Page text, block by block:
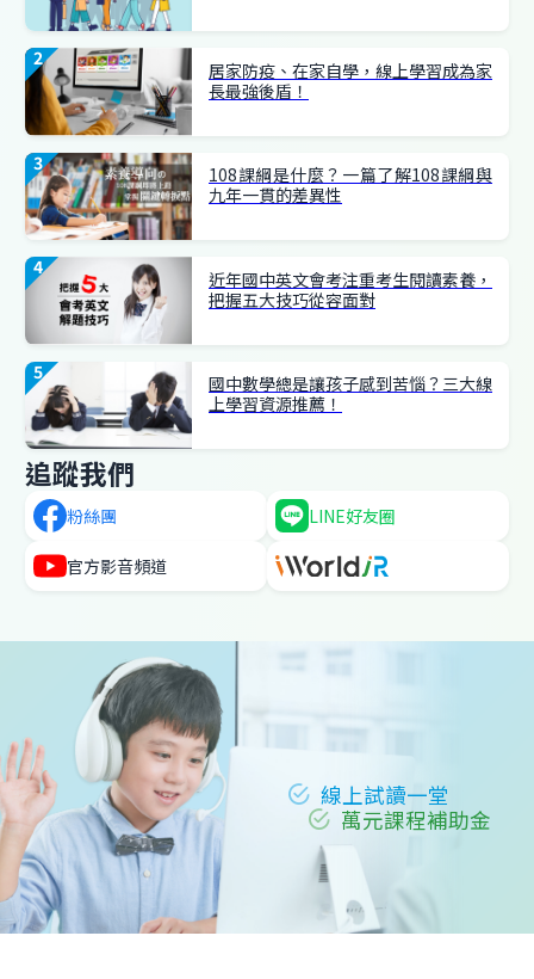
居家防疫、在家自學，線上學習成為家
長最強後盾！
108課綱是什麼？一篇了解108課綱與
九年一貫的差異性
近年國中英文會考注重考生閱讀素養，
把握五大技巧從容面對
國中數學總是讓孩子感到苦惱？三大線
上學習資源推薦！
追蹤我們
粉絲團 LINE好友圈
官方影音頻道
線上試讀一堂
萬元課程補助金